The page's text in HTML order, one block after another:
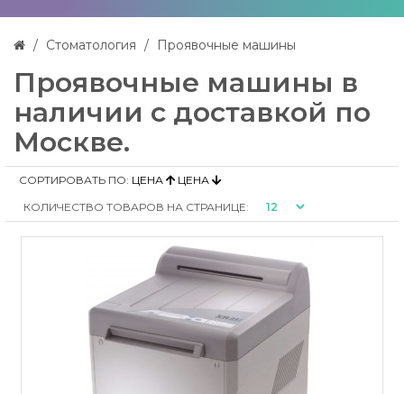
Стоматология Проявочные машины
Проявочные машины в
наличии с доставкой по
Москве.
СОРТИРОВАТЬ ПО: ЦЕНА
ЦЕНА
КОЛИЧЕСТВО ТОВАРОВ НА СТРАНИЦЕ: